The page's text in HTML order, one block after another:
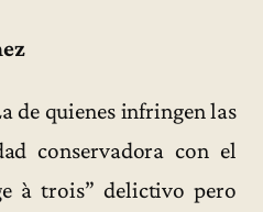
de quienes infringen las
conservadora con el
à trois” delictivo pero